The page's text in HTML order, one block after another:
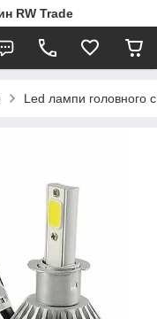
RW Trade
Led лампи головного